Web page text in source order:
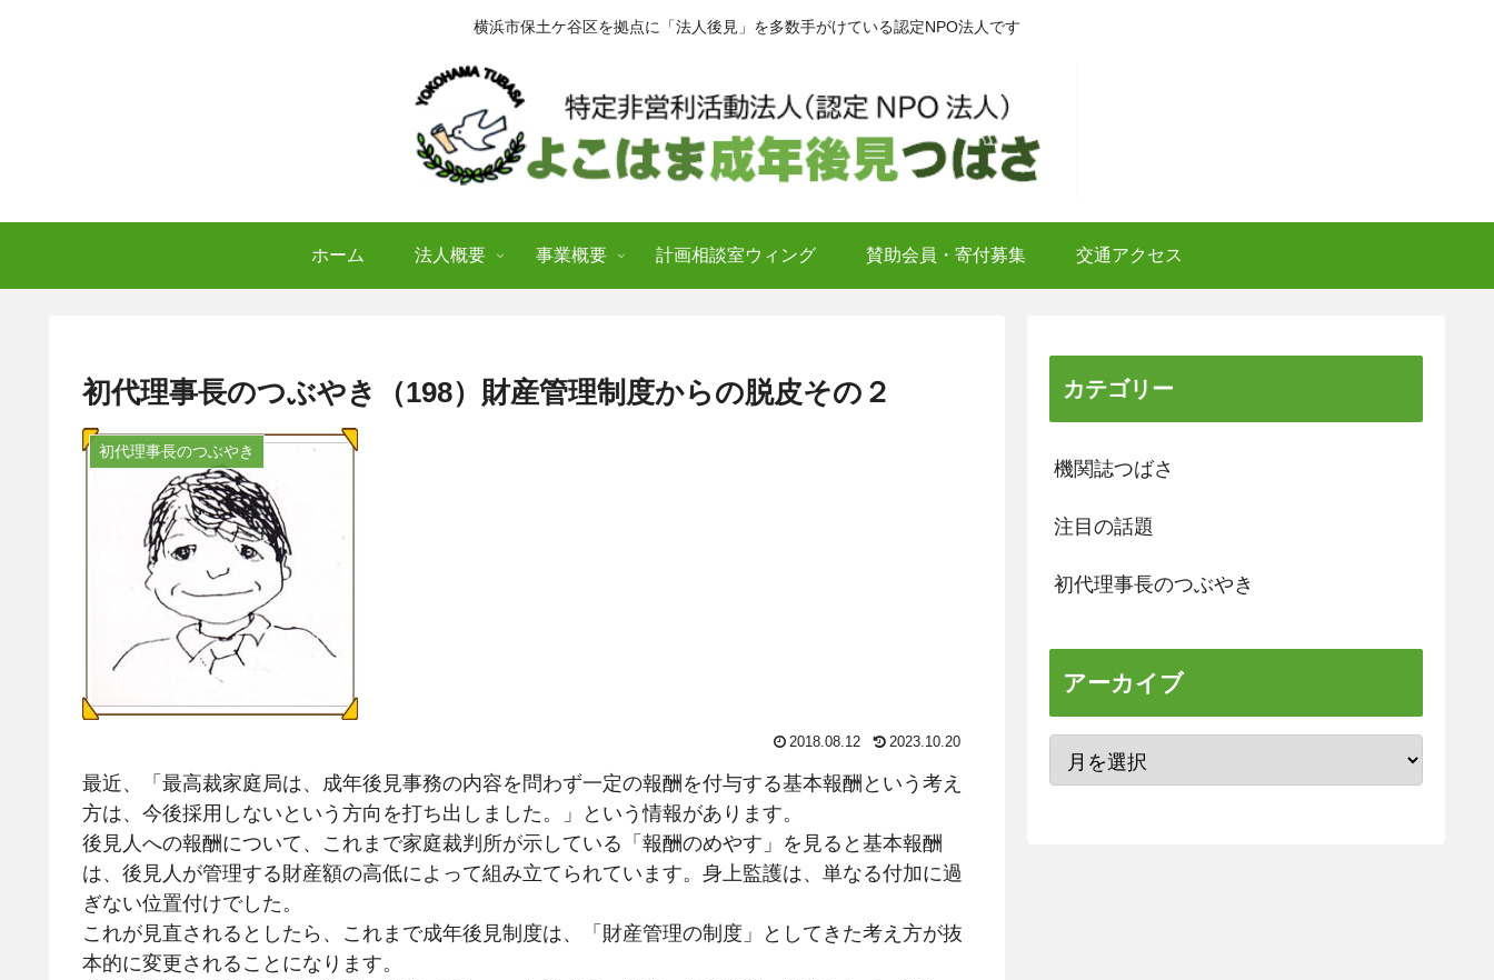
横浜市保土ケ谷区を拠点に「法人後見」を多数手がけている認定NPO法人です
ホーム 法人概要 事業概要 計画相談室ウィング 賛助会員・寄付募集 交通アクセス
初代理事長のつぶやき（198）財産管理制度からの脱皮その２
初代理事長のつぶやき
2018.08.12 2023.10.20
最近、「最高裁家庭局は、成年後見事務の内容を問わず一定の報酬を付与する基本報酬という考え
方は、今後採用しないという方向を打ち出しました。」という情報があります。
後見人への報酬について、これまで家庭裁判所が示している「報酬のめやす」を見ると基本報酬
は、後見人が管理する財産額の高低によって組み立てられています。身上監護は、単なる付加に過
ぎない位置付けでした。
これが見直されるとしたら、これまで成年後見制度は、「財産管理の制度」としてきた考え方が抜
本的に変更されることになります。
カテゴリー
機関誌つばさ
注目の話題
初代理事長のつぶやき
アーカイブ